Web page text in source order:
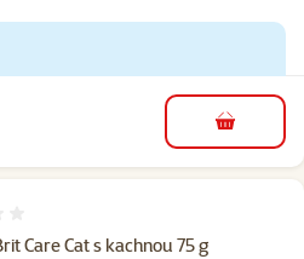
do košíku
Care Cat s kachnou 75 g